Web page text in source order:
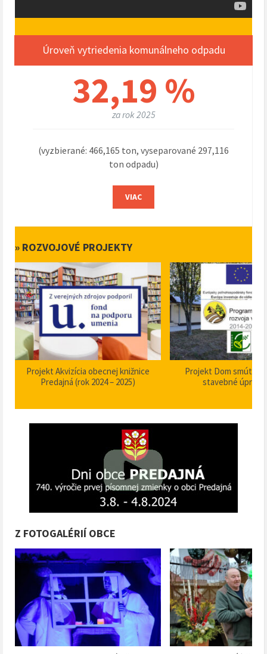
Úroveň vytriedenia komunálneho odpadu
32,19 %
za rok 2025
(vyzbierané: 466,165 ton, vyseparované 297,116
ton odpadu)
VIAC
» ROZVOJOVÉ PROJEKTY
Projekt Akvizícia obecnej knižnice
Predajná (rok 2024 – 2025)
Projekt Dom smútku
stavebné úpravy
Z FOTOGALÉRIÍ OBCE